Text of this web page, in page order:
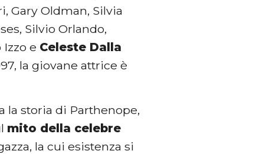
Gary Oldman, Silvia
Silvio Orlando,
e Celeste Dalla
la giovane attrice è
la storia di Parthenope,
mito della celebre
la cui esistenza si